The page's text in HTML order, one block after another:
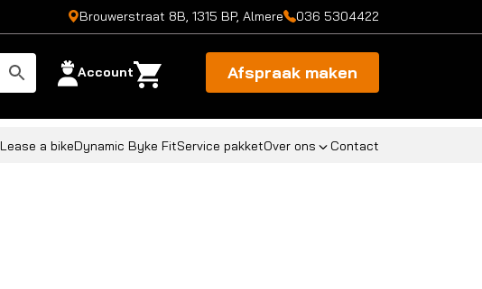
Brouwerstraat 8B, 1315 BP, Almere 036 5304422
Account Afspraak maken
Lease a bikeDynamic Byke FitService pakketOver ons Contact